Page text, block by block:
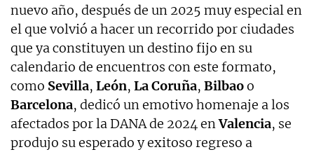
nuevo año, después de un 2025 muy especial en
el que volvió a hacer un recorrido por ciudades
que ya constituyen un destino fijo en su
calendario de encuentros con este formato,
como Sevilla, León, La Coruña, Bilbaoo
Barcelona, dedicó un emotivo homenaje a los
afectados por la DANA de 2024 enValencia, se
produjo su esperado y exitoso regreso a